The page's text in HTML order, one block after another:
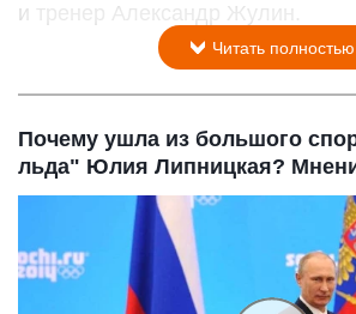
и тренер Александр Жулин.
Читать полностью
Почему ушла из большого
льда" Юлия Липницкая?